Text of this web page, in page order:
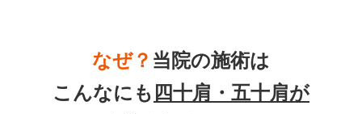
なぜ？ 当院の施術は
こんなにも 四十肩・五十肩が